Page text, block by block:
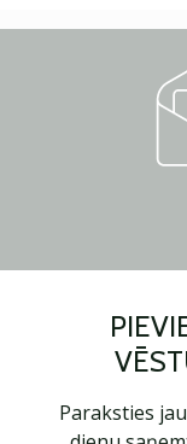
Paraksties